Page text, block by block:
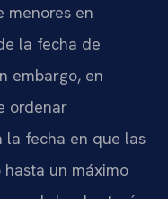
menores en
la fecha de
embargo, en
ordenar
la fecha en que las
un máximo